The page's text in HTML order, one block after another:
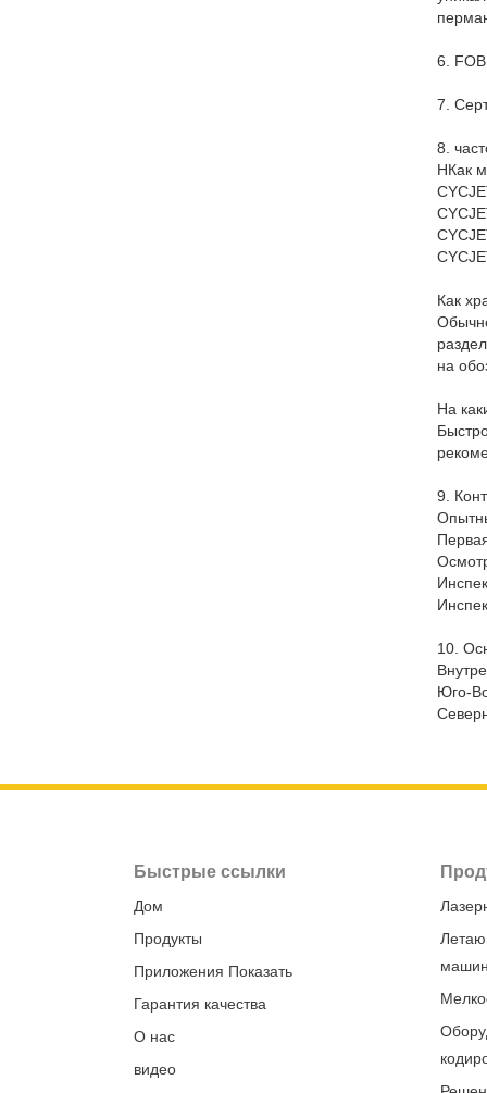
6.
7.
8.
HКак
Как
на
На
9.
10.
Юго-
Быстрые ссылки
Дом
Продукты
Приложения Показать
Гарантия качества
О нас
видео